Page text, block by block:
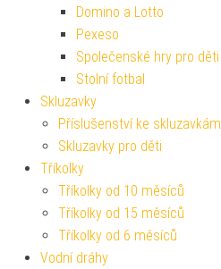
Domino a Lotto
Pexeso
Společenské hry pro děti
Stolní fotbal
Skluzavky
Příslušenství ke skluzavkám
Skluzavky pro děti
Tříkolky
Tříkolky od 10 měsíců
Tříkolky od 15 měsíců
Tříkolky od 6 měsíců
Vodní dráhy